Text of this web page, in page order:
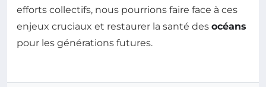
efforts collectifs, nous pourrions faire face à ces
enjeux cruciaux et restaurer la santé des océans
pour les générations futures.